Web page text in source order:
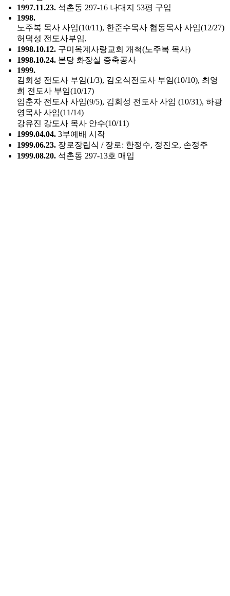
1997.11.23. 석촌동 297-16 나대지 53평 구입
1998.
노주복 목사 사임(10/11), 한준수목사 협동목사 사임(12/27)
허덕성 전도사부임,
1998.10.12. 구미옥계사랑교회 개척(노주복 목사)
1998.10.24. 본당 화장실 증축공사
1999.
김회성 전도사 부임(1/3), 김오식전도사 부임(10/10), 최영
희 전도사 부임(10/17)
임춘자 전도사 사임(9/5), 김회성 전도사 사임 (10/31), 하광
영목사 사임(11/14)
강유진 강도사 목사 안수(10/11)
1999.04.04. 3부예배 시작
1999.06.23. 장로장립식 / 장로: 한정수, 정진오, 손정주
1999.08.20. 석촌동 297-13호 매입